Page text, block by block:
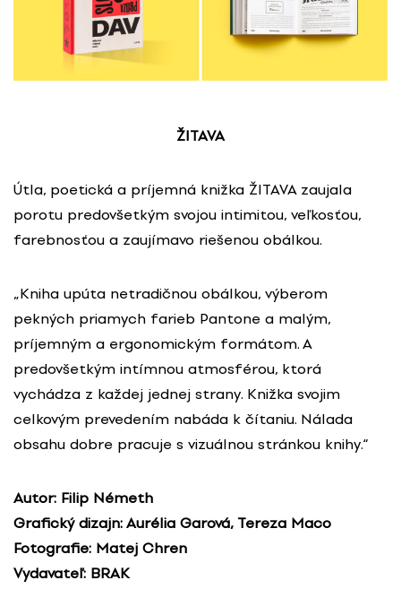
ŽITAVA
Útla, poetická a príjemná knižka ŽITAVA zaujala
porotu predovšetkým svojou intimitou, veľkosťou,
farebnosťou a zaujímavo riešenou obálkou.
„Kniha upúta netradičnou obálkou, výberom
pekných priamych farieb Pantone a malým,
príjemným a ergonomickým formátom. A
predovšetkým intímnou atmosférou, ktorá
vychádza z každej jednej strany. Knižka svojim
celkovým prevedením nabáda k čítaniu. Nálada
obsahu dobre pracuje s vizuálnou stránkou knihy.“
Autor: Filip Németh
Grafický dizajn: Aurélia Garová, Tereza Maco
Fotografie: Matej Chren
Vydavateľ: BRAK